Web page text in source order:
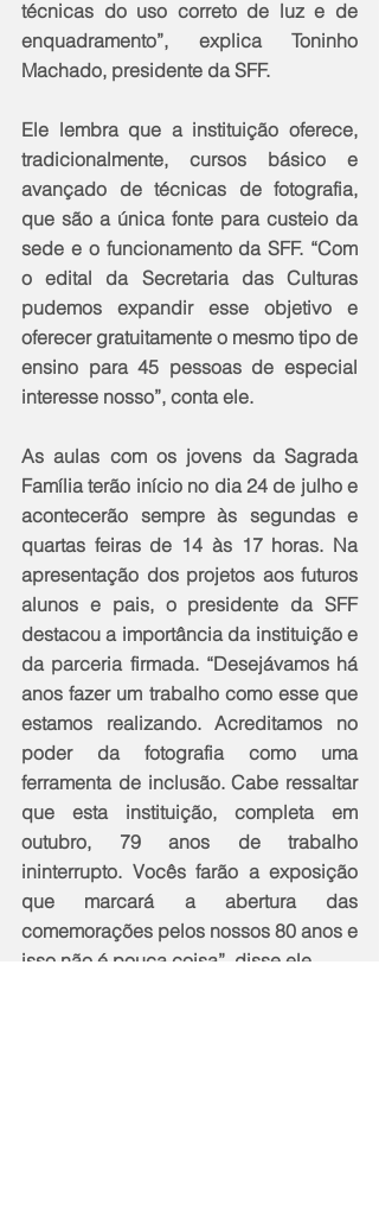
técnicas do uso correto de luz e de
enquadramento”, explica Toninho
Machado, presidente da SFF.
Ele lembra que a instituição oferece,
tradicionalmente, cursos básico e
avançado de técnicas de fotografia,
que são a única fonte para custeio da
sede e o funcionamento da SFF. “Com
o edital da Secretaria das Culturas
pudemos expandir esse objetivo e
oferecer gratuitamente o mesmo tipo de
ensino para 45 pessoas de especial
interesse nosso”, conta ele.
As aulas com os jovens da Sagrada
Família terão início no dia 24 de julho e
acontecerão sempre às segundas e
quartas feiras de 14 às 17 horas. Na
apresentação dos projetos aos futuros
alunos e pais, o presidente da SFF
destacou a importância da instituição e
da parceria firmada. “Desejávamos há
anos fazer um trabalho como esse que
estamos realizando. Acreditamos no
poder da fotografia como uma
ferramenta de inclusão. Cabe ressaltar
que esta instituição, completa em
outubro, 79 anos de trabalho
ininterrupto. Vocês farão a exposição
que marcará a abertura das
comemorações pelos nossos 80 anos e
isso não é pouca coisa”, disse ele.